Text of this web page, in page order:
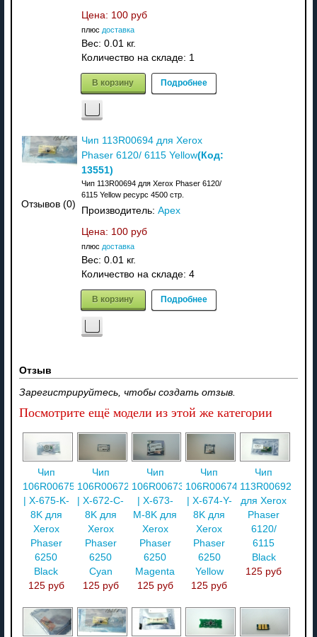
Цена: 100 руб
плюс доставка
Вес: 0.01 кг.
Количество на складе: 1
В корзину Подробнее
Отзывов (0)
Чип 113R00694 для Xerox
Phaser 6120/ 6115 Yellow(Код:
13551)
Чип 113R00694 для Xerox Phaser 6120/
6115 Yellow ресурс 4500 стр.
Производитель: Apex
Цена: 100 руб
плюс доставка
Вес: 0.01 кг.
Количество на складе: 4
В корзину Подробнее
Отзыв
Зарегистрируйтесь, чтобы создать отзыв.
Посмотрите ещё модели из этой же категории
Чип
106R00675
| X-675-K-
8K для
Xerox
Phaser
6250
Black
125 руб
Чип
106R00672
| X-672-C-
8K для
Xerox
Phaser
6250
Cyan
125 руб
Чип
106R00673
| X-673-
M-8K для
Xerox
Phaser
6250
Magenta
125 руб
Чип
106R00674
| X-674-Y-
8K для
Xerox
Phaser
6250
Yellow
125 руб
Чип
113R00692
для Xerox
Phaser
6120/
6115
Black
125 руб